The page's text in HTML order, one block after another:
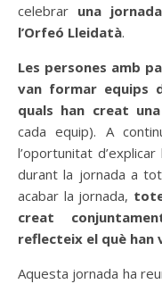
celebrar una
l’Orfeó Lleidatà.
Les persones amb
van formar equips
quals han creat
cada equip). A
l’oportunitat
durant la jornada a
acabar la jornada,
creat
reflecteix el què han
Aquesta jornada ha